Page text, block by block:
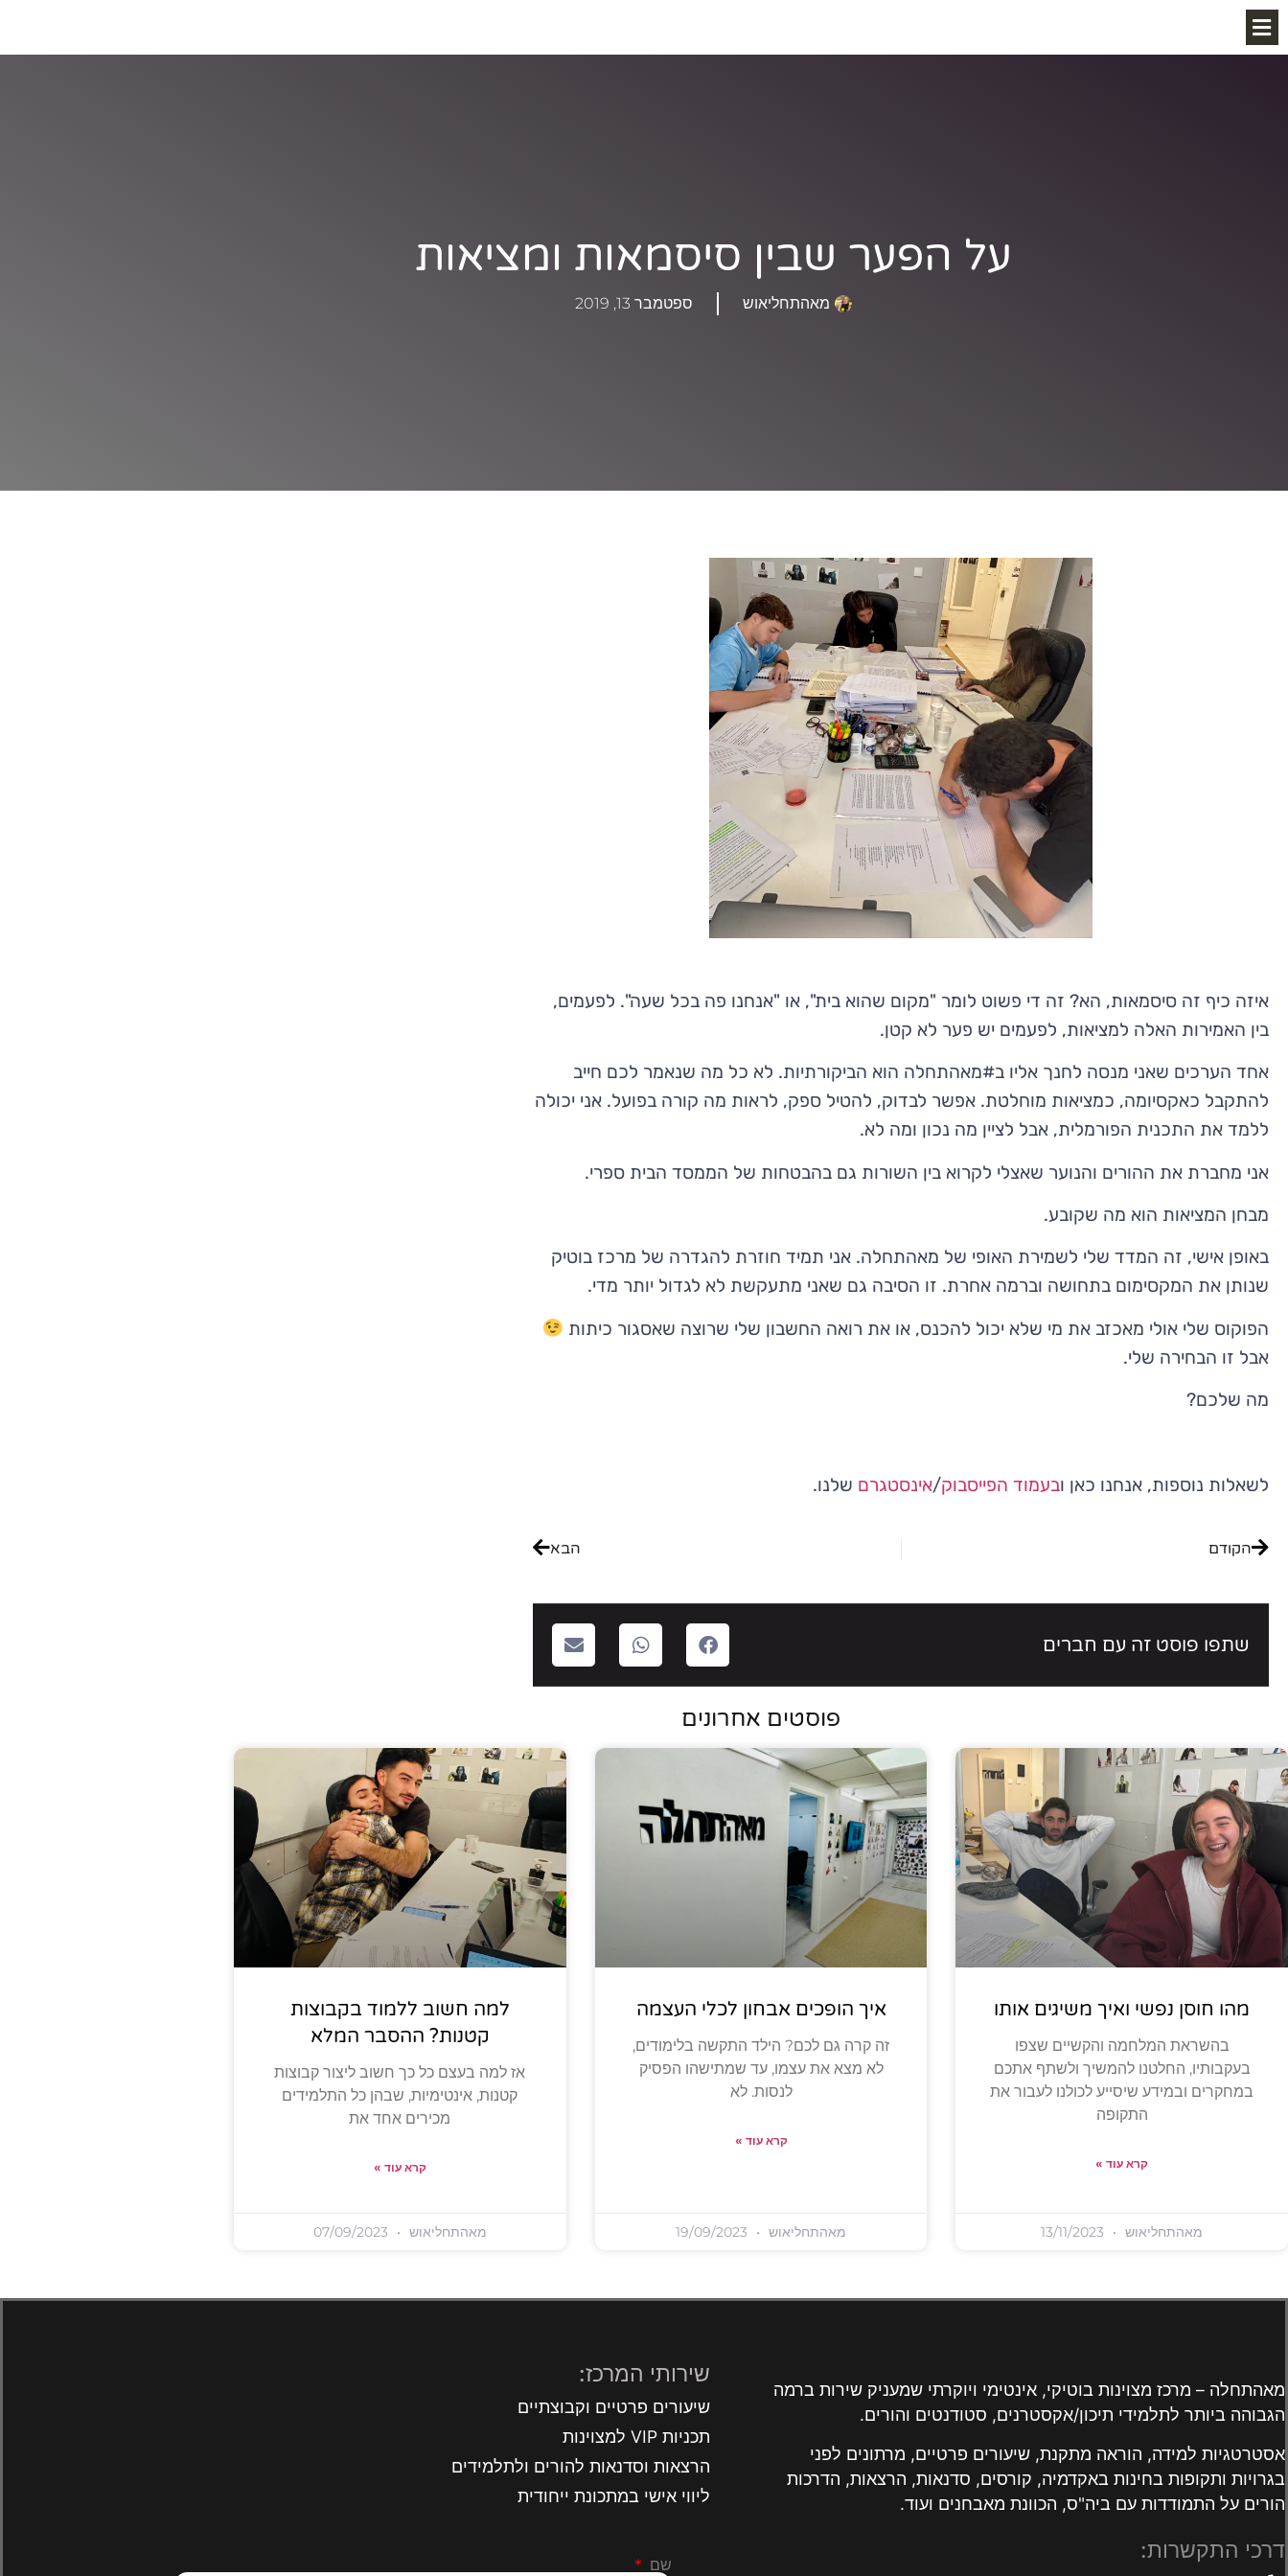
על הפער שבין סיסמאות ומציאות
מאהתחליאוש ספטמבר 13, 2019
איזה כיף זה סיסמאות, הא? זה די פשוט לומר "מקום שהוא בית", או "אנחנו פה בכל שעה". לפעמים,
בין האמירות האלה למציאות, לפעמים יש פער לא קטן.
אחד הערכים שאני מנסה לחנך אליו ב#מאהתחלה הוא הביקורתיות. לא כל מה שנאמר לכם חייב
להתקבל כאקסיומה, כמציאות מוחלטת. אפשר לבדוק, להטיל ספק, לראות מה קורה בפועל. אני יכולה
ללמד את התכנית הפורמלית, אבל לציין מה נכון ומה לא.
אני מחברת את ההורים והנוער שאצלי לקרוא בין השורות גם בהבטחות של הממסד הבית ספרי.
מבחן המציאות הוא מה שקובע.
באופן אישי, זה המדד שלי לשמירת האופי של מאהתחלה. אני תמיד חוזרת להגדרה של מרכז בוטיק
שנותן את המקסימום בתחושה וברמה אחרת. זו הסיבה גם שאני מתעקשת לא לגדול יותר מדי.
הפוקוס שלי אולי מאכזב את מי שלא יכול להכנס, או את רואה החשבון שלי שרוצה שאסגור כיתות
אבל זו הבחירה שלי.
מה שלכם?
לשאלות נוספות, אנחנו כאן ובעמוד הפייסבוק/אינסטגרם שלנו.
הקודם הבא
שתפו פוסט זה עם חברים
פוסטים אחרונים
מהו חוסן נפשי ואיך משיגים אותו
בהשראת המלחמה והקשיים שצפו
בעקבותיו, החלטנו להמשיך ולשתף אתכם
במחקרים ובמידע שיסייע לכולנו לעבור את
התקופה
קרא עוד »
מאהתחליאוש
איך הופכים אבחון לכלי העצמה
זה קרה גם לכם? הילד התקשה בלימודים,
לא מצא את עצמו, עד שמתישהו הפסיק
לנסות. לא
קרא עוד »
מאהתחליאוש
למה חשוב ללמוד בקבוצות
קטנות? ההסבר המלא
אז למה בעצם כל כך חשוב ליצור קבוצות
קטנות, אינטימיות, שבהן כל התלמידים
מכירים אחד את
קרא עוד »
מאהתחליאוש
מאהתחלה – מרכז מצוינות בוטיקי, אינטימי ויוקרתי שמעניק שירות ברמה
הגבוהה ביותר לתלמידי תיכון/אקסטרנים, סטודנטים והורים.
אסטרטגיות למידה, הוראה מתקנת, שיעורים פרטיים, מרתונים לפני
בגרויות ותקופות בחינות באקדמיה, קורסים, סדנאות, הרצאות, הדרכות
הורים על התמודדות עם ביה"ס, הכוונת מאבחנים ועוד.
דרכי התקשרות:
שירותי המרכז:
שיעורים פרטיים וקבוצתיים
תכניות VIP למצוינות
הרצאות וסדנאות להורים ולתלמידים
ליווי אישי במתכונת ייחודית
שם